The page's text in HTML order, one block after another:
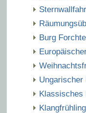
Burg
Ungarischer
Klassisches